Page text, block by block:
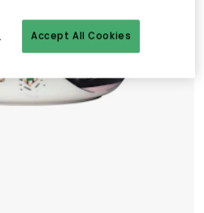
Accept All Cookies